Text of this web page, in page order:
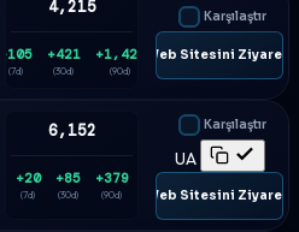
4,215
+105
(7d)
+421
(30d)
+1,424
(90d)
Karşılaştır
🌐 Web Sitesini Ziyaret
6,152
+20
(7d)
+85
(30d)
+379
(90d)
Karşılaştır
UA
🌐 Web Sitesini Ziyaret